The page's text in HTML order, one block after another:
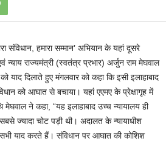
संविधान, हमारा सम्मान’ अभियान के यहां दूसरे
न्याय राज्यमंत्री (स्वतंत्र प्रभार) अर्जुन राम मेघवाल
दिलाते हुए मंगलवार को कहा कि इसी इलाहाबाद
को आघात से बचाया। यहां एएमए के प्रेक्षागृह में
ने कहा, “यह इलाहाबाद उच्च न्यायालय ही
ज्यादा चोट पड़ी थी। अदालत के न्यायाधीश
याद करते हैं। संविधान पर आघात की कोशिश